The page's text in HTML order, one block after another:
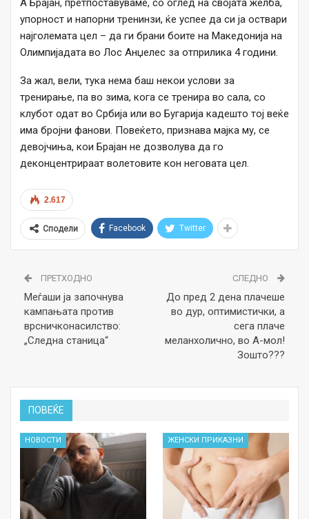
А Брајан, претпоставуваме, со оглед на својата желба,
упорност и напорни тренинзи, ќе успее да си ја оствари
најголемата цел – да ги брани боите на Македонија на
Олимпијадата во Лос Анџелес за отприлика 4 години.
За жал, вели, тука нема баш некои услови за
тренирање, па во зима, кога се тренира во сала, со
клубот одат во Србија или во Бугарија кадешто тој веќе
има бројни фанови. Повеќето, признава мајка му, се
девојчиња, кои Брајан не дозволува да го
деконцентрираат волетовите кон неговата цел.
2.617
Сподели Facebook Twitter
ПРЕТХОДНО
Меѓаши ја започнува
кампањата против
врсничконасилство:
„Следна станица“
СЛЕДНО
До пред 2 дена плачеше
во дур, оптимистички, а
сега плаче
меланхолично, во А-мол!
Зошто???
ПОВЕЌЕ
НОВОСТИ ЖЕНСКИ ПРИКАЗНИ